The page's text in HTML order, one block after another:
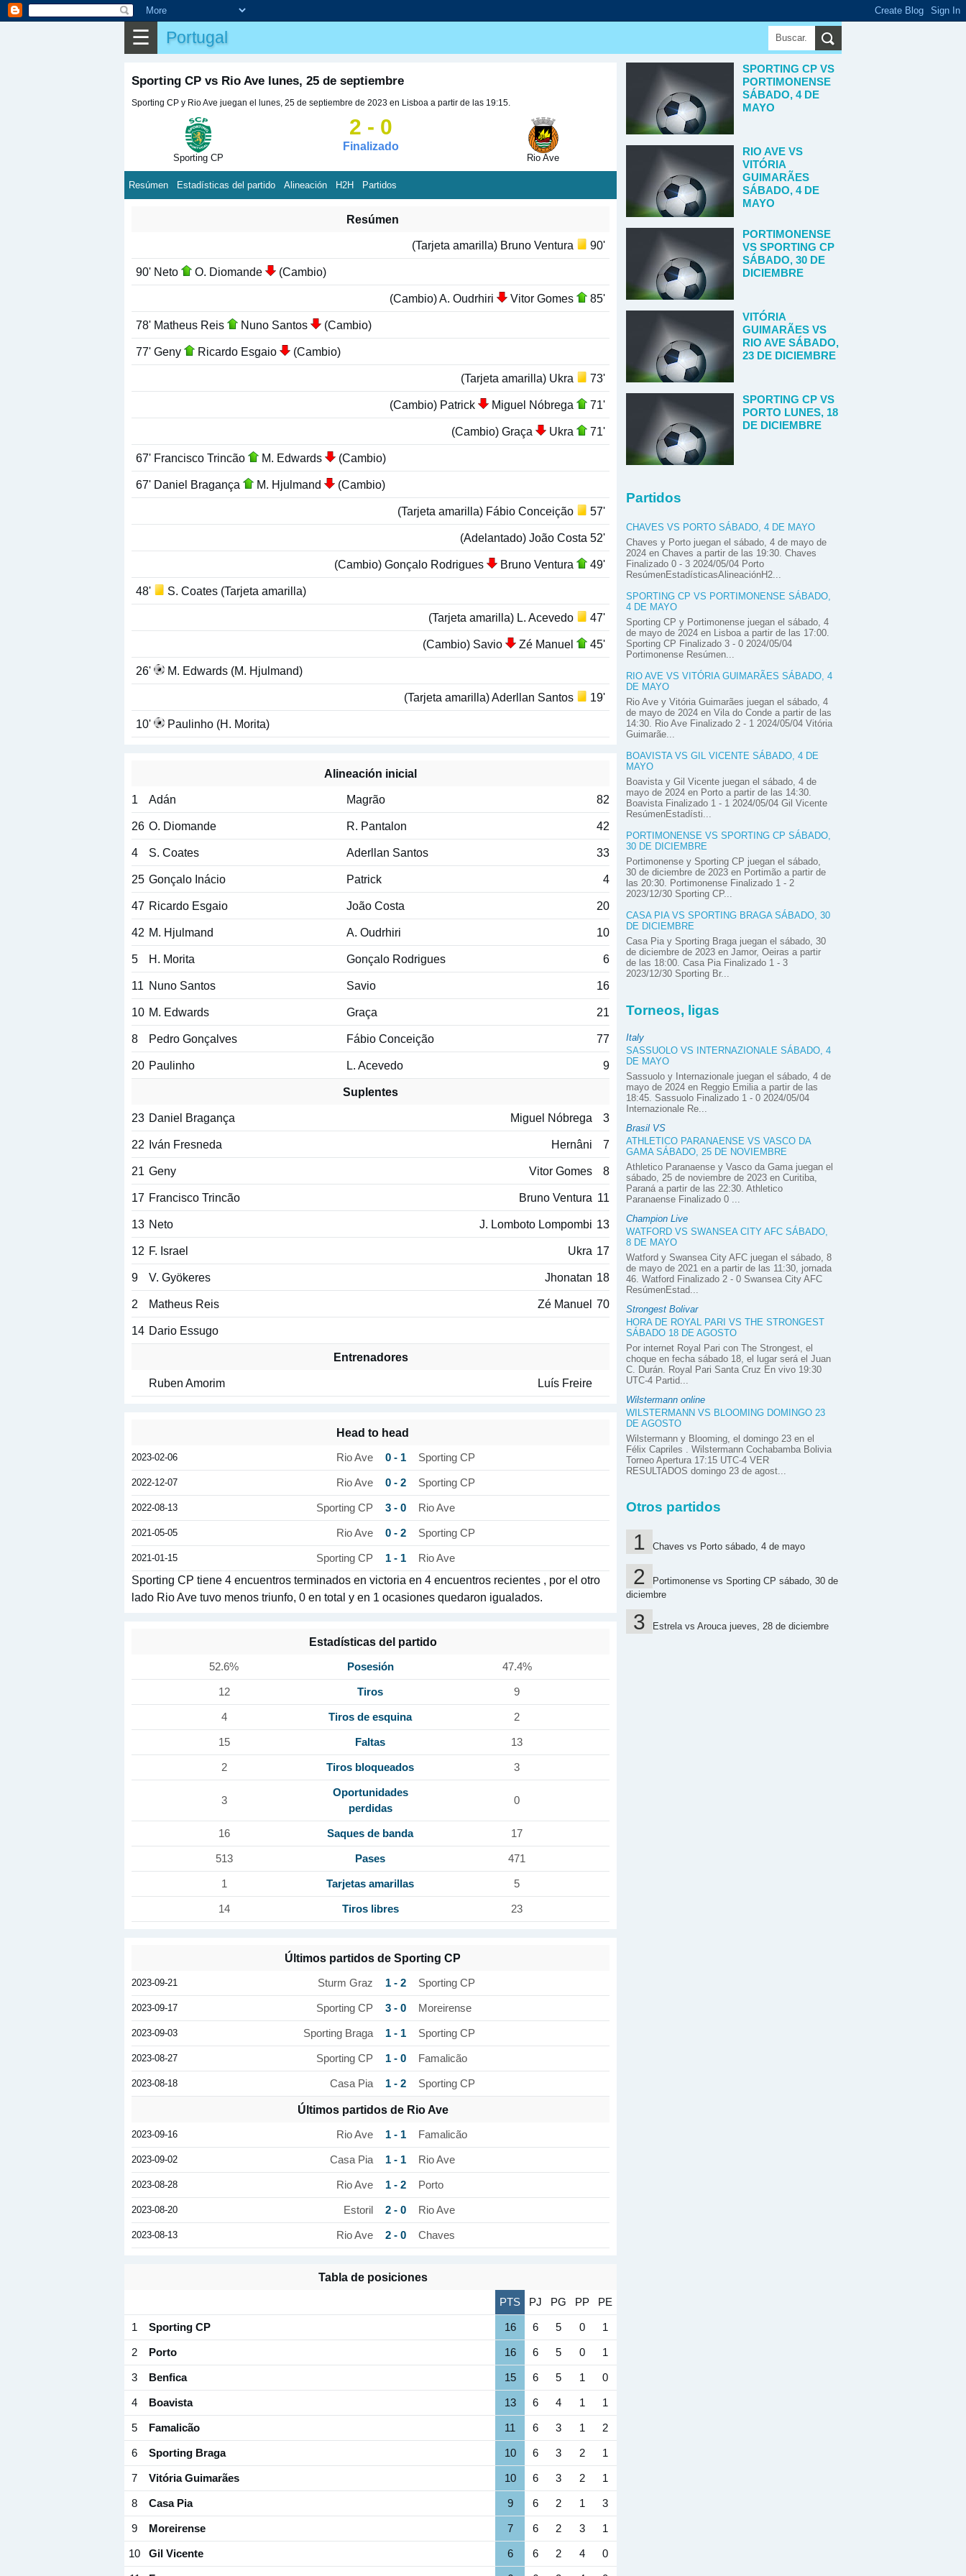
☰ Portugal
Sporting CP vs Rio Ave lunes, 25 de septiembre
Sporting CP y Rio Ave juegan el lunes, 25 de septiembre de 2023 en Lisboa a partir de las 19:15.
Sporting CP
2 - 0
Finalizado
Rio Ave
Resúmen Estadísticas del partido Alineación H2H Partidos
Resúmen
(Tarjeta amarilla) Bruno Ventura
90'
90' Neto O. Diomande (Cambio)
(Cambio) A. Oudrhiri Vitor Gomes 85'
78' Matheus Reis Nuno Santos (Cambio)
77' Geny Ricardo Esgaio (Cambio)
(Tarjeta amarilla) Ukra 73'
(Cambio) Patrick Miguel Nóbrega 71'
(Cambio) Graça Ukra 71'
67' Francisco Trincão M. Edwards (Cambio)
67' Daniel Bragança M. Hjulmand (Cambio)
(Tarjeta amarilla) Fábio Conceição 57'
(Adelantado) João Costa 52'
(Cambio) Gonçalo Rodrigues Bruno Ventura 49'
48' S. Coates (Tarjeta amarilla)
(Tarjeta amarilla) L. Acevedo 47'
(Cambio) Savio Zé Manuel 45'
26' M. Edwards (M. Hjulmand)
(Tarjeta amarilla) Aderllan Santos 19'
10' Paulinho (H. Morita)
Alineación inicial
1
Adán Magrão 82
26 O. Diomande R. Pantalon 42
4 S. Coates Aderllan Santos 33
25 Gonçalo Inácio Patrick 4
47 Ricardo Esgaio João Costa 20
42 M. Hjulmand A. Oudrhiri 10
5 H. Morita Gonçalo Rodrigues 6
11 Nuno Santos Savio 16
10 M. Edwards Graça 21
8 Pedro Gonçalves Fábio Conceição 77
20 Paulinho L. Acevedo 9
Suplentes
23 Daniel Bragança Miguel Nóbrega 3
22 Iván Fresneda Hernâni 7
21 Geny Vitor Gomes 8
17 Francisco Trincão Bruno Ventura 11
13 Neto J. Lomboto Lompombi 13
12 F. Israel Ukra 17
9 V. Gyökeres Jhonatan 18
2 Matheus Reis Zé Manuel 70
14 Dario Essugo
Entrenadores
Ruben Amorim
Luís Freire
Head to head
2023-02-06 Rio Ave 0 - 1 Sporting CP
2022-12-07 Rio Ave 0 - 2 Sporting CP
2022-08-13 Sporting CP 3 - 0 Rio Ave
2021-05-05 Rio Ave 0 - 2 Sporting CP
2021-01-15 Sporting CP 1 - 1 Rio Ave
Sporting CP tiene 4 encuentros terminados en victoria en 4 encuentros recientes , por el otro
lado Rio Ave tuvo menos triunfo, 0 en total y en 1 ocasiones quedaron igualados.
Estadísticas del partido
52.6% Posesión 47.4%
12 Tiros 9
4 Tiros de esquina 2
15 Faltas 13
2 Tiros bloqueados 3
3
Oportunidades
perdidas
0
16 Saques de banda 17
513 Pases 471
1 Tarjetas amarillas 5
14 Tiros libres 23
Últimos partidos de Sporting CP
2023-09-21 Sturm Graz 1 - 2 Sporting CP
2023-09-17 Sporting CP 3 - 0 Moreirense
2023-09-03 Sporting Braga 1 - 1 Sporting CP
2023-08-27 Sporting CP 1 - 0 Famalicão
2023-08-18 Casa Pia 1 - 2 Sporting CP
Últimos partidos de Rio Ave
2023-09-16 Rio Ave 1 - 1 Famalicão
2023-09-02 Casa Pia 1 - 1 Rio Ave
2023-08-28 Rio Ave 1 - 2 Porto
2023-08-20 Estoril 2 - 0 Rio Ave
2023-08-13 Rio Ave 2 - 0 Chaves
Tabla de posiciones
PTS PJ PG PP PE
1 Sporting CP 16 6 5 0 1
2 Porto 16 6 5 0 1
3 Benfica 15 6 5 1 0
4 Boavista 13 6 4 1 1
5 Famalicão 11 6 3 1 2
6 Sporting Braga 10 6 3 2 1
7 Vitória Guimarães 10 6 3 2 1
8 Casa Pia 9 6 2 1 3
9 Moreirense 7 6 2 3 1
10 Gil Vicente 6 6 2 4 0
SPORTING CP VS
PORTIMONENSE
SÁBADO, 4 DE
MAYO
RIO AVE VS
VITÓRIA
GUIMARÃES
SÁBADO, 4 DE
MAYO
PORTIMONENSE
VS SPORTING CP
SÁBADO, 30 DE
DICIEMBRE
VITÓRIA
GUIMARÃES VS
RIO AVE SÁBADO,
23 DE DICIEMBRE
SPORTING CP VS
PORTO LUNES, 18
DE DICIEMBRE
Partidos
CHAVES VS PORTO SÁBADO, 4 DE MAYO
Chaves y Porto juegan el sábado, 4 de mayo de
2024 en Chaves a partir de las 19:30. Chaves
Finalizado 0 - 3 2024/05/04 Porto
ResúmenEstadísticasAlineaciónH2...
SPORTING CP VS PORTIMONENSE SÁBADO,
4 DE MAYO
Sporting CP y Portimonense juegan el sábado, 4
de mayo de 2024 en Lisboa a partir de las 17:00.
Sporting CP Finalizado 3 - 0 2024/05/04
Portimonense Resúmen...
RIO AVE VS VITÓRIA GUIMARÃES SÁBADO, 4
DE MAYO
Rio Ave y Vitória Guimarães juegan el sábado, 4
de mayo de 2024 en Vila do Conde a partir de las
14:30. Rio Ave Finalizado 2 - 1 2024/05/04 Vitória
Guimarãe...
BOAVISTA VS GIL VICENTE SÁBADO, 4 DE
MAYO
Boavista y Gil Vicente juegan el sábado, 4 de
mayo de 2024 en Porto a partir de las 14:30.
Boavista Finalizado 1 - 1 2024/05/04 Gil Vicente
ResúmenEstadísti...
PORTIMONENSE VS SPORTING CP SÁBADO,
30 DE DICIEMBRE
Portimonense y Sporting CP juegan el sábado,
30 de diciembre de 2023 en Portimão a partir de
las 20:30. Portimonense Finalizado 1 - 2
2023/12/30 Sporting CP...
CASA PIA VS SPORTING BRAGA SÁBADO, 30
DE DICIEMBRE
Casa Pia y Sporting Braga juegan el sábado, 30
de diciembre de 2023 en Jamor, Oeiras a partir
de las 18:00. Casa Pia Finalizado 1 - 3
2023/12/30 Sporting Br...
Torneos, ligas
Italy
SASSUOLO VS INTERNAZIONALE SÁBADO, 4
DE MAYO
Sassuolo y Internazionale juegan el sábado, 4 de
mayo de 2024 en Reggio Emilia a partir de las
18:45. Sassuolo Finalizado 1 - 0 2024/05/04
Internazionale Re...
Brasil VS
ATHLETICO PARANAENSE VS VASCO DA
GAMA SÁBADO, 25 DE NOVIEMBRE
Athletico Paranaense y Vasco da Gama juegan el
sábado, 25 de noviembre de 2023 en Curitiba,
Paraná a partir de las 22:30. Athletico
Paranaense Finalizado 0 ...
Champion Live
WATFORD VS SWANSEA CITY AFC SÁBADO,
8 DE MAYO
Watford y Swansea City AFC juegan el sábado, 8
de mayo de 2021 en a partir de las 11:30, jornada
46. Watford Finalizado 2 - 0 Swansea City AFC
ResúmenEstad...
Strongest Bolivar
HORA DE ROYAL PARI VS THE STRONGEST
SÁBADO 18 DE AGOSTO
Por internet Royal Pari con The Strongest, el
choque en fecha sábado 18, el lugar será el Juan
C. Durán. Royal Pari Santa Cruz En vivo 19:30
UTC-4 Partid...
Wilstermann online
WILSTERMANN VS BLOOMING DOMINGO 23
DE AGOSTO
Wilstermann y Blooming, el domingo 23 en el
Félix Capriles . Wilstermann Cochabamba Bolivia
Torneo Apertura 17:15 UTC-4 VER
RESULTADOS domingo 23 de agost...
Otros partidos
Chaves vs Porto sábado, 4 de mayo
Portimonense vs Sporting CP sábado, 30 de
diciembre
Estrela vs Arouca jueves, 28 de diciembre